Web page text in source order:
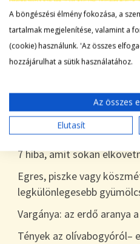
LEGFRISSEBB
desszert
Tökszezon: sokoldalú
egészen télig
7 hiba, amit sokan
Egres, piszke vagy
legkülönlegesebb
Vargánya: az erdő aranya
Tények az olívabogyóról–
A böngészési élmény fokozása, a
tartalmak megjelenítése, valamint a
(cookie) használunk. 'Az összes
hozzájárulhat a sütik használatához.
Az összes
Elutasít